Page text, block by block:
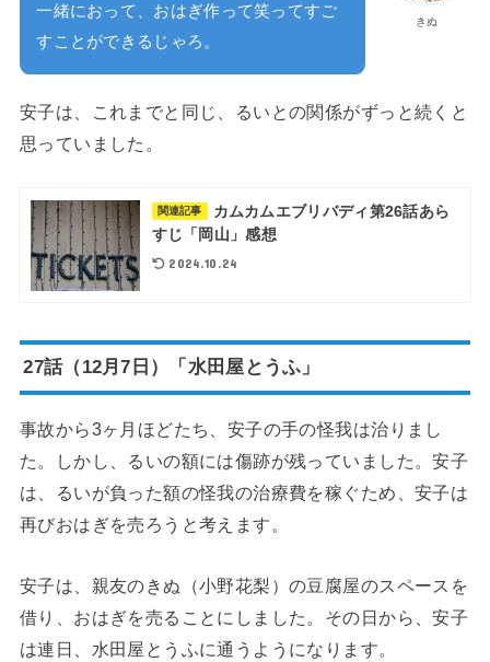
きぬ
一緒におって、おはぎ作って笑ってすご
すことができるじゃろ。
安子は、これまでと同じ、るいとの関係がずっと続くと
思っていました。
関連記事
カムカムエブリバディ第26話あら
すじ「岡山」感想
2024.10.24
27話（12月7日）「水田屋とうふ」
事故から3ヶ月ほどたち、安子の手の怪我は治りまし
た。しかし、るいの額には傷跡が残っていました。安子
は、るいが負った額の怪我の治療費を稼ぐため、安子は
再びおはぎを売ろうと考えます。
安子は、親友のきぬ（小野花梨）の豆腐屋のスペースを
借り、おはぎを売ることにしました。その日から、安子
は連日、水田屋とうふに通うようになります。